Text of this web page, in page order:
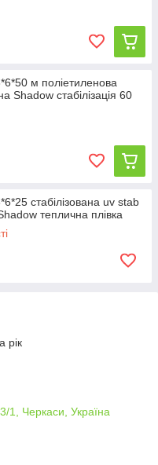
м поліетиленова
Shadow стабілізація 60
стабілізована uv stab
теплична плівка
рік
1, Черкаси, Україна